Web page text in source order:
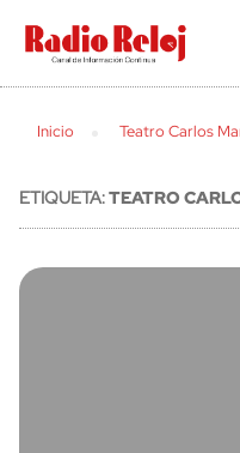
cerrar
Inicio Teatro Carlos
ETIQUETA:TEATRO